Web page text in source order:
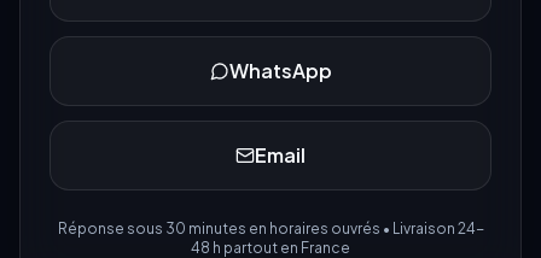
WhatsApp
Email
Réponse sous 30 minutes en horaires ouvrés • Livraison 24-
48 h partout en France